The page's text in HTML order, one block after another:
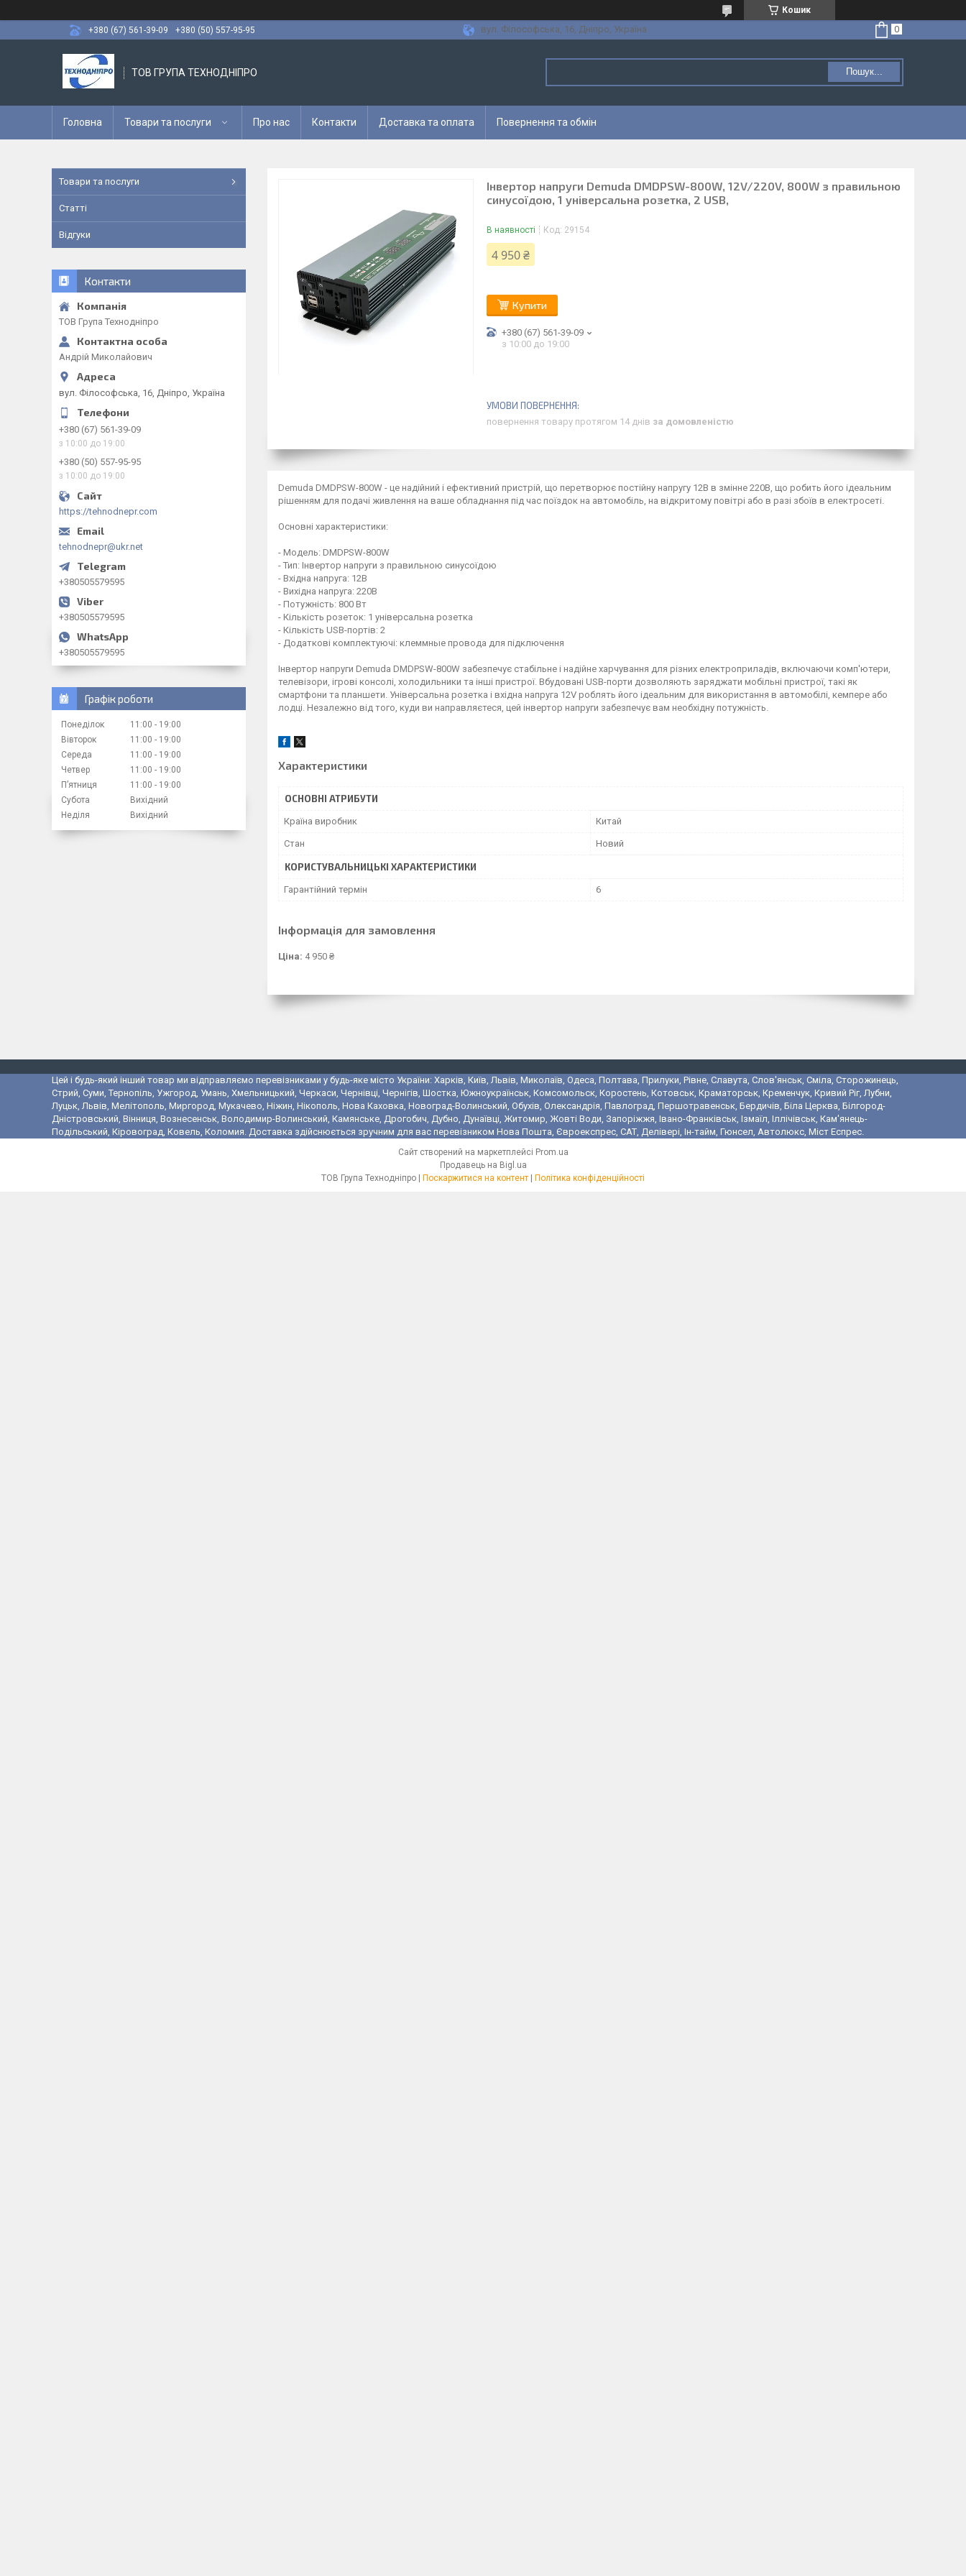
Кошик
+380 (67) 561-39-09
+380 (50) 557-95-95 вул. Філософська, 16, Дніпро, Україна
ТОВ ГРУПА ТЕХНОДНІПРО Пошук...
Головна Товари та послуги Про нас Контакти Доставка та оплата Повернення та обмін
Інвертор напруги Demuda DMDPSW-800W, 12V/220V, 800W з правильною
синусоїдою, 1 універсальна розетка, 2 USB,
В наявності Код: 29154
4 950 ₴
Купити
+380 (67) 561-39-09
з 10:00 до 19:00
повернення товару протягом 14 днів за домовленістю
Demuda DMDPSW-800W - це надійний і ефективний пристрій, що перетворює постійну напругу 12В в змінне 220В, що робить його ідеальним
рішенням для подачі живлення на ваше обладнання під час поїздок на автомобіль, на відкритому повітрі або в разі збоїв в електросеті.
Основні характеристики:
- Модель: DMDPSW-800W
- Тип: Інвертор напруги з правильною синусоїдою
- Вхідна напруга: 12В
- Вихідна напруга: 220В
- Потужність: 800 Вт
- Кількість розеток: 1 універсальна розетка
- Кількість USB-портів: 2
- Додаткові комплектуючі: клеммные провода для підключення
Інвертор напруги Demuda DMDPSW-800W забезпечує стабільне і надійне харчування для різних електроприладів, включаючи комп'ютери,
телевізори, ігрові консолі, холодильники та інші пристрої. Вбудовані USB-порти дозволяють заряджати мобільні пристрої, такі як
смартфони та планшети. Універсальна розетка і вхідна напруга 12V роблять його ідеальним для використання в автомобілі, кемпере або
лодці. Незалежно від того, куди ви направляєтеся, цей інвертор напруги забезпечує вам необхідну потужність.
Характеристики
ОСНОВНІ АТРИБУТИ
Країна виробник Китай
Стан Новий
КОРИСТУВАЛЬНИЦЬКІ ХАРАКТЕРИСТИКИ
Гарантійний термін 6
Інформація для замовлення
Ціна: 4 950 ₴
Товари та послуги
Статті
Відгуки
Контакти
ТОВ Група Технодніпро
Андрій Миколайович
вул. Філософська, 16, Дніпро, Україна
+380 (67) 561-39-09
з 10:00 до 19:00
+380 (50) 557-95-95
з 10:00 до 19:00
https://tehnodnepr.com
tehnodnepr@ukr.net
+380505579595
+380505579595
+380505579595
Графік роботи
Понеділок 11:00
19:00
Вівторок
11:00
19:00
Середа
11:00
19:00
Четвер
11:00
19:00
Пʼятниця
11:00
19:00
Субота
Вихідний
Неділя
Вихідний
Цей і будь-який інший товар ми відправляємо перевізниками у будь-яке місто України: Харків, Київ, Львів, Миколаїв, Одеса, Полтава, Прилуки, Рівне, Славута, Слов'янськ, Сміла, Сторожинець,
Стрий, Суми, Тернопіль, Ужгород, Умань, Хмельницький, Черкаси, Чернівці, Чернігів, Шостка, Южноукраїнськ, Комсомольск, Коростень, Котовськ, Краматорськ, Кременчук, Кривий Ріг, Лубни,
Луцьк, Львів, Мелітополь, Миргород, Мукачево, Ніжин, Нікополь, Нова Каховка, Новоград-Волинський, Обухів, Олександрія, Павлоград, Першотравенськ, Бердичів, Біла Церква, Білгород-
Дністровський, Вінниця, Вознесенськ, Володимир-Волинський, Камянське, Дрогобич, Дубно, Дунаївці, Житомир, Жовті Води, Запоріжжя, Івано-Франківськ, Ізмаїл, Іллічівськ, Кам'янець-
Подільський, Кіровоград, Ковель, Коломия. Доставка здійснюється зручним для вас перевізником Нова Пошта, Євроекспрес, САТ, Делівері, Ін-тайм, Гюнсел, Автолюкс, Міст Еспрес.
Сайт створений на маркетплейсі Prom.ua
Продавець на Bigl.ua
ТОВ Група Технодніпро | Поскаржитися на контент | Політика конфіденційності